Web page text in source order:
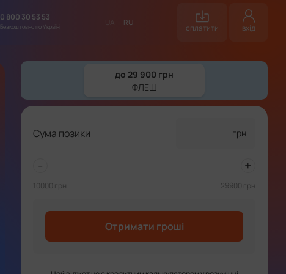
0 800 30 53 53
Безкоштовно по Україні RU
сплатити вхід